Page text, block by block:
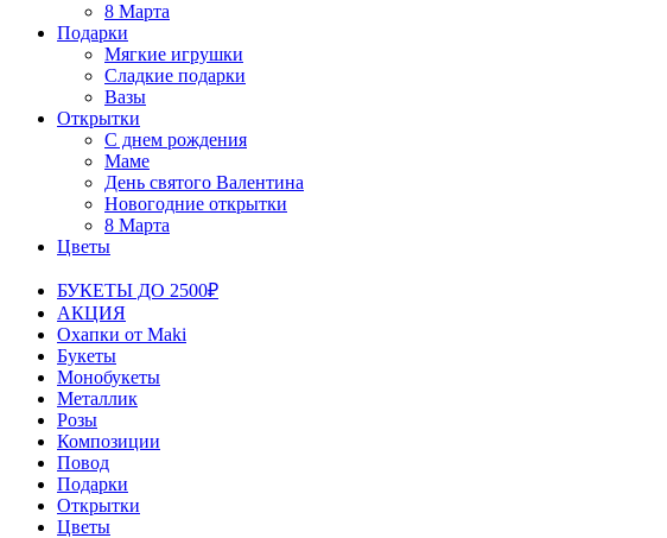
8 Марта
Подарки
Мягкие игрушки
Сладкие подарки
Вазы
Открытки
С днем рождения
Маме
День святого Валентина
Новогодние открытки
8 Марта
Цветы
БУКЕТЫ ДО 2500₽
АКЦИЯ
Охапки от Maki
Букеты
Монобукеты
Металлик
Розы
Композиции
Повод
Подарки
Открытки
Цветы